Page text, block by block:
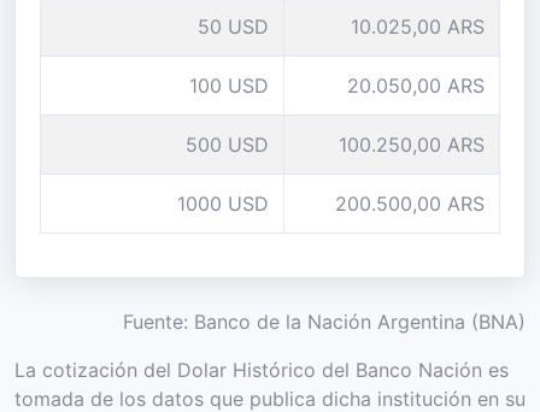
50 USD 10.025,00 ARS
100 USD 20.050,00 ARS
500 USD 100.250,00 ARS
1000 USD 200.500,00 ARS
Fuente: Banco de la Nación Argentina (BNA)
La cotización del Dolar Histórico del Banco Nación es
tomada de los datos que publica dicha institución en su